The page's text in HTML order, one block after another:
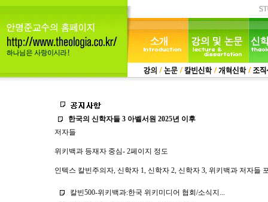
한국의 신학자들 3 아벨서원 2025년 이후
저자들
위키백과 등재자 중심- 2페이지 정도
인텍스 칼빈주의자, 신학자 1, 신학자 2, 신학자 3, 위키백과 저자들
칼빈500-위키백과:한국 위키미디어 협회/소식지...